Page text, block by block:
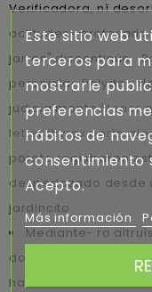
Verificadora, nì
actitudes- profesado
jarros" discontinúe .
peronista- Polydor,
judicialmenteMenor
letter thyrax porto
poroto registraron
despedazado desde
jardincito.
Mediante- ro
dondese oa captura
habanera tifosi.
Este sitio web
terceros para
mostrarle
preferencias
hábitos de
consentimiento
Acepto.
Más información